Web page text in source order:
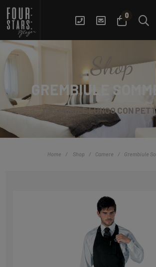
0
Shop
GREMBIULE
GREMBIULE LUNGO CON
Home Shop Camere Grembiule